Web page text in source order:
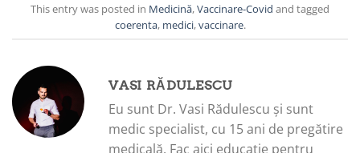
This entry was posted in Medicină,Vaccinare-Covid and tagged
coerenta, medici,vaccinare.
VASI RĂDULESCU
Eu sunt Dr. Vasi Rădulescu și sunt
medic specialist, cu 15 ani de pregătire
medicală. Fac aici educație pentru